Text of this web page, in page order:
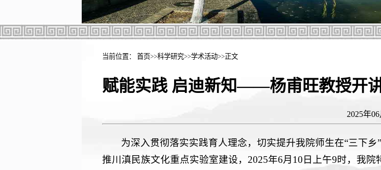
当前位置： 首页>>科学研究>>学术活动>>正文
赋能实践 启迪新知——杨甫旺教授开
2025年
为深入贯彻落实实践育人理念，切实提升我院师生在“三下
推川滇民族文化重点实验室建设，2025年6月10日上午9时，我